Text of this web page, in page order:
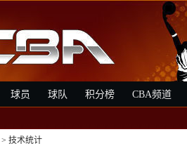
球员 球队 积分榜 CBA频道
> 技术统计